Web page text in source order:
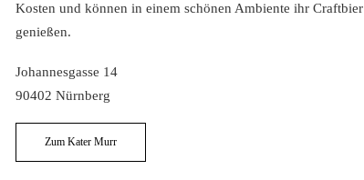
Kosten und können in einem schönen Ambiente ihr Craftbier
genießen.
Johannesgasse 14
90402 Nürnberg
Zum Kater Murr